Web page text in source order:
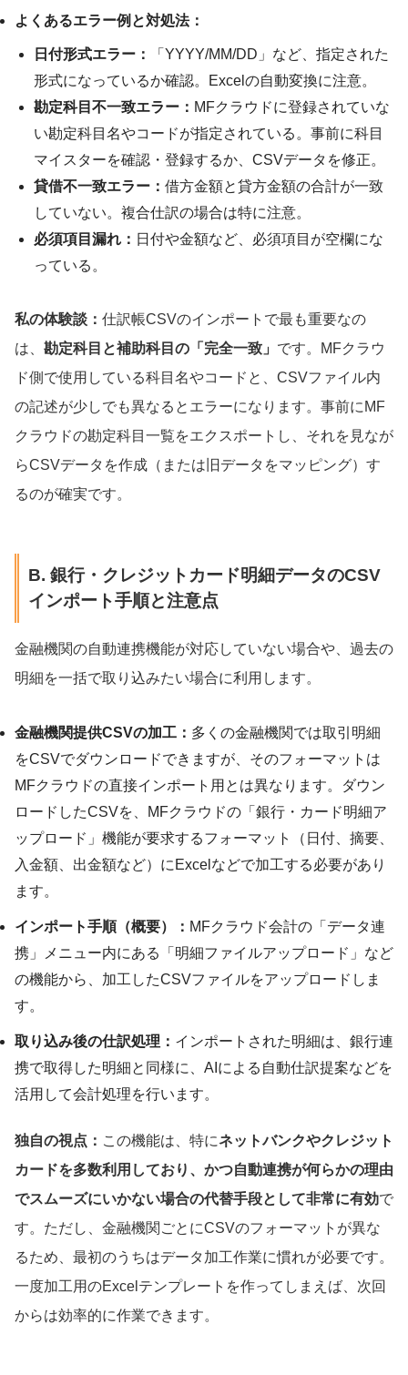
よくあるエラー例と対処法：
日付形式エラー：
「YYYY/MM/DD」など、指定された
形式になっているか確認。Excelの自動変換に注意。
勘定科目不一致エラー： MFクラウドに登録されていな
い勘定科目名やコードが指定されている。事前に科目
マイスターを確認・登録するか、CSVデータを修正。
貸借不一致エラー： 借方金額と貸方金額の合計が一致
していない。複合仕訳の場合は特に注意。
必須項目漏れ： 日付や金額など、必須項目が空欄にな
っている。
私の体験談： 仕訳帳CSVのインポートで最も重要なの
は、 勘定科目と補助科目の「完全一致」 です。MFクラウ
ド側で使用している科目名やコードと、CSVファイル内
の記述が少しでも異なるとエラーになります。事前にMF
クラウドの勘定科目一覧をエクスポートし、それを見なが
らCSVデータを作成（または旧データをマッピング）す
るのが確実です。
B. 銀行・クレジットカード明細データのCSV
インポート手順と注意点
金融機関の自動連携機能が対応していない場合や、過去の
明細を一括で取り込みたい場合に利用します。
金融機関提供CSVの加工： 多くの金融機関では取引明細
をCSVでダウンロードできますが、そのフォーマットは
MFクラウドの直接インポート用とは異なります。ダウン
ロードしたCSVを、MFクラウドの「銀行・カード明細ア
ップロード」機能が要求するフォーマット（日付、摘要、
入金額、出金額など）にExcelなどで加工する必要があり
ます。
インポート手順（概要）： MFクラウド会計の「データ連
携」メニュー内にある「明細ファイルアップロード」など
の機能から、加工したCSVファイルをアップロードしま
す。
取り込み後の仕訳処理： インポートされた明細は、銀行連
携で取得した明細と同様に、AIによる自動仕訳提案などを
活用して会計処理を行います。
独自の視点： この機能は、特にネットバンクやクレジット
カードを多数利用しており、かつ自動連携が何らかの理由
でスムーズにいかない場合の代替手段として非常に有効で
す。ただし、金融機関ごとにCSVのフォーマットが異な
るため、最初のうちはデータ加工作業に慣れが必要です。
一度加工用のExcelテンプレートを作ってしまえば、次回
からは効率的に作業できます。